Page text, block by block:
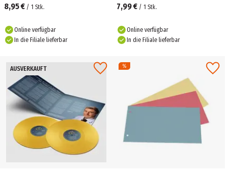
8,95 € / 1 Stk.
Online verfügbar
In die Filiale lieferbar
7,99 € / 1 Stk.
Online verfügbar
In die Filiale lieferbar
AUSVERKAUFT